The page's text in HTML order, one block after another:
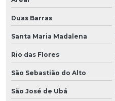
Duas Barras
Santa Maria Madalena
Rio das Flores
São Sebastião do Alto
São José de Ubá